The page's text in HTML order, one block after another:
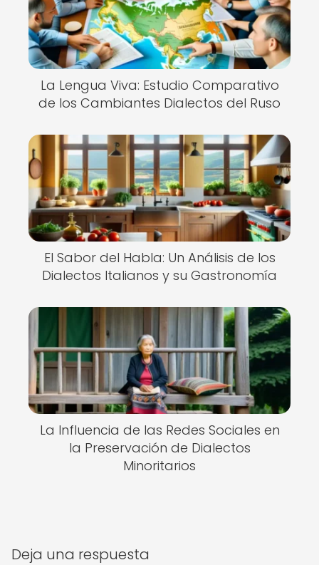
La Lengua Viva: Estudio Comparativo
de los Cambiantes Dialectos del Ruso
El Sabor del Habla: Un Análisis de los
Dialectos Italianos y su Gastronomía
La Influencia de las Redes Sociales en
la Preservación de Dialectos
Minoritarios
Deja una respuesta